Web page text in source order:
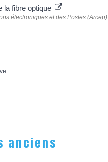
la fibre optique
électroniques et des Postes (Arcep)
anciens